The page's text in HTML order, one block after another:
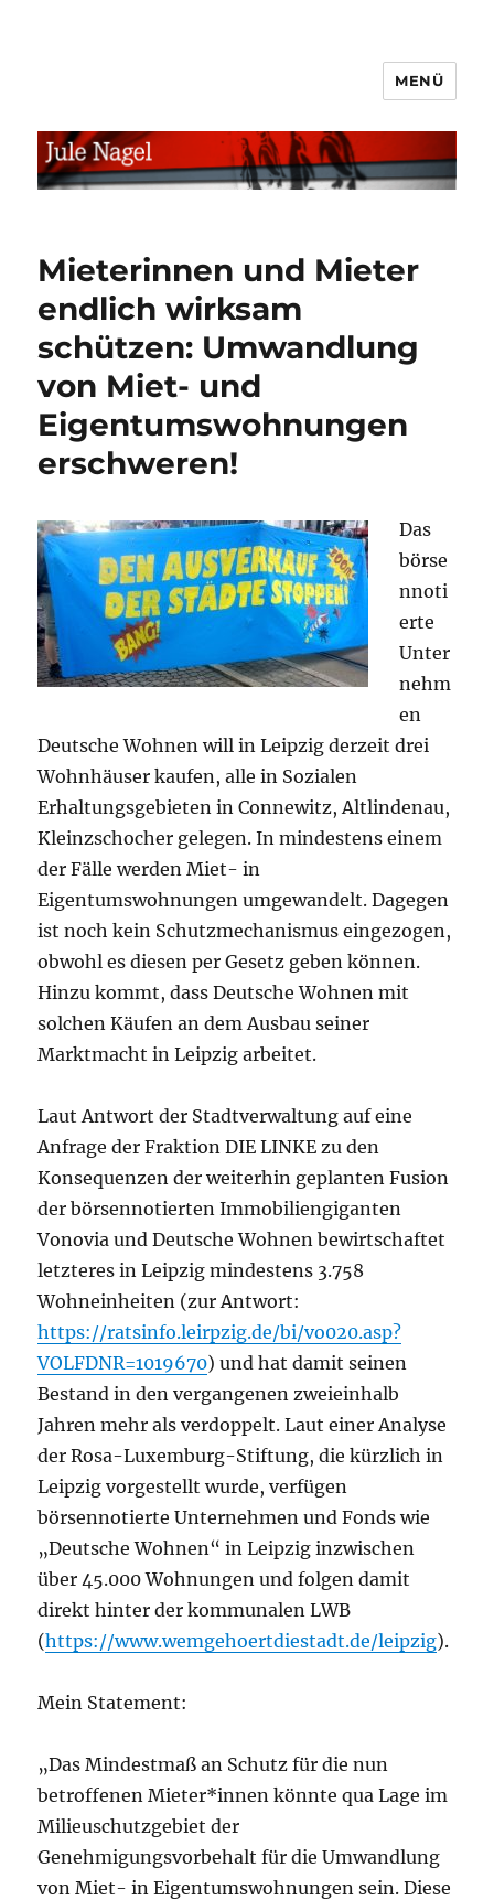
MENÜ
Mieterinnen und Mieter
endlich wirksam
schützen: Umwandlung
von Miet- und
Eigentumswohnungen
erschweren!
Das
börse
nnoti
erte
Unter
nehm
en
Deutsche Wohnen will in Leipzigderzeit drei
Wohnhäuser kaufen, alle in Sozialen
Erhaltungsgebieten in Connewitz, Altlindenau,
Kleinzschocher gelegen.In mindestens einem
der Fälle werdenMiet- in
Eigentumswohnungen umgewandelt.Dagegen
ist noch kein Schutzmechanismus eingezogen,
obwohl es diesen per Gesetz geben können.
Hinzu kommt, dass Deutsche Wohnen mit
solchen Käufen an dem Ausbau seiner
Marktmacht in Leipzig arbeitet.
Laut Antwort der Stadtverwaltung auf eine
Anfrage der Fraktion DIE LINKE zu den
Konsequenzen derweiterhin geplantenFusion
der börsennotierten Immobiliengiganten
Vonovia und Deutsche Wohnen bewirtschaftet
letzteres in Leipzig mindestens 3.758
Wohneinheiten (zur Antwort:
https://ratsinfo.leirpzig.de/bi/vo020.asp?
VOLFDNR=1019670) und hat damit seinen
Bestand in den vergangenen zweieinhalb
Jahrenmehr alsverdoppelt. Laut einer Analyse
der Rosa-Luxemburg-Stiftung, diekürzlich in
Leipzig vorgestellt wurde, verfügen
börsennotierte Unternehmen und Fonds wie
„Deutsche Wohnen“ in Leipzig inzwischen
über 45.000 Wohnungen und folgen damit
direkt hinter der kommunalen LWB
(https://www.wemgehoertdiestadt.de/leipzig).
Mein Statement:
„Das Mindestmaß an Schutz für die nun
betroffenen Mieter*innen könnte qua Lage im
Milieuschutzgebiet der
Genehmigungsvorbehalt für die Umwandlung
von Miet- in Eigentumswohnungen sein. Diese